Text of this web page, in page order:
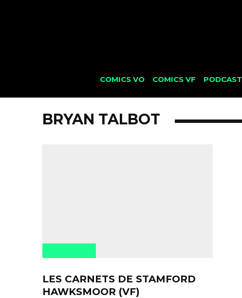
COMICS VO COMICS VF PODCAST
BRYAN TALBOT
LES CARNETS DE STAMFORD
HAWKSMOOR (VF)